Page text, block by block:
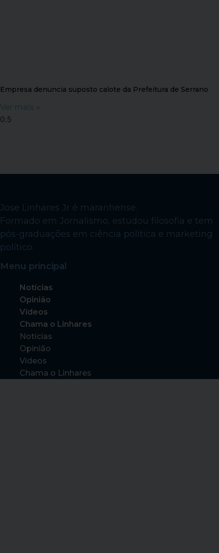
Empresa denuncia suposto calote da Prefeitura de Serrano
Ver mais »
Jose Linhares Jr é maranhense.
Formado em Jornalismo, estudou filosofia e tem
pós-graduações em ciência política e marketing
político.
Menu principal
Notícias
Opinião
Vídeos
Chama o Linhares
Notícias
Opinião
Vídeos
Chama o Linhares